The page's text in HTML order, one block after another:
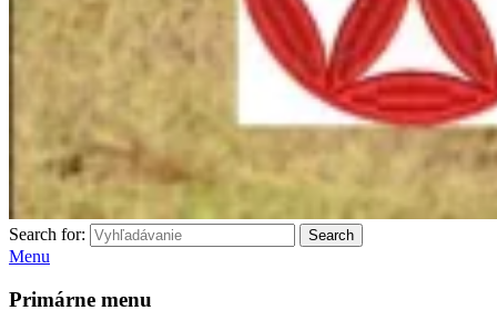
Search for: Search
Menu
Primárne menu